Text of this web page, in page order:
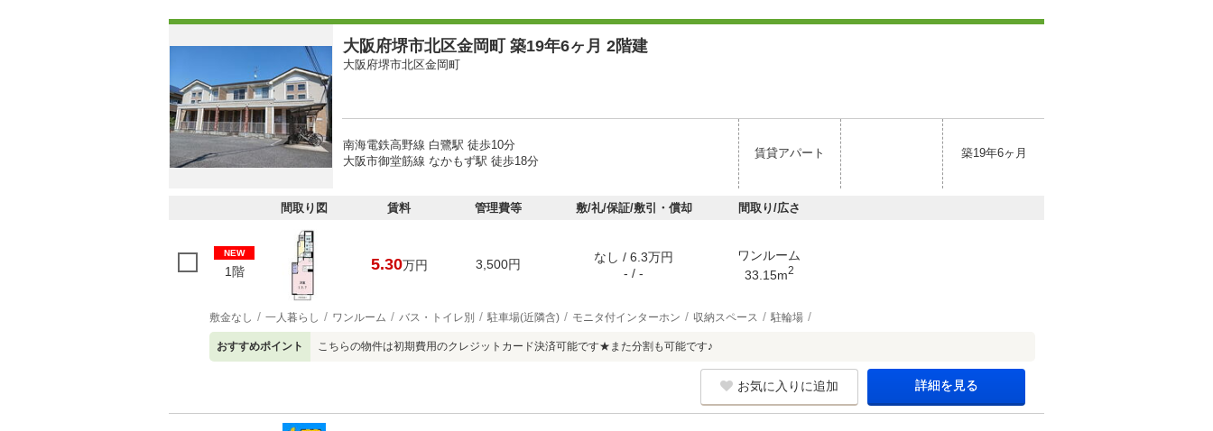
大阪府堺市北区金岡町 築19年6ヶ月 2階建
大阪府堺市北区金岡町
南海電鉄高野線 白鷺駅 徒歩10分
大阪市御堂筋線 なかもず駅 徒歩18分
賃貸アパート 築19年6ヶ月
間取り図 賃料 管理費等 敷/礼/保証/敷引・償却 間取り/広さ
NEW
1階 5.30万円 3,500円
なし / 6.3万円
- / -
ワンルーム
33.15m2
敷金なし 一人暮らし ワンルーム バス・トイレ別 駐車場(近隣含) モニタ付インターホン 収納スペース 駐輪場
おすすめポイント こちらの物件は初期費用のクレジットカード決済可能です★また分割も可能です♪
お気に入りに追加 詳細を見る